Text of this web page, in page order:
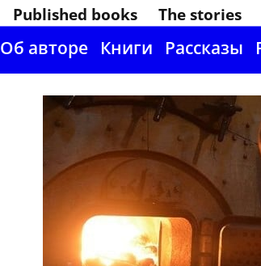
Published books The stories
Об авторе Книги Рассказы